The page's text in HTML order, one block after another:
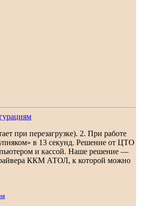
при перезагрузке). 2. При работе
в 13 секунд. Решение от ЦТО
и кассой. Наше решение —
драйвера ККМ АТОЛ, к которой можно